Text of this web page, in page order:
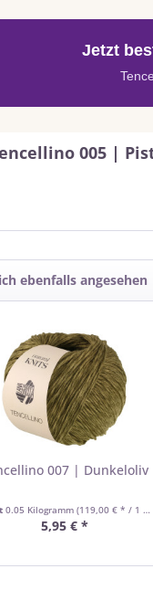
Jetzt
005 |
ebenfalls angesehen
007 | Dunkeloliv
0.05 Kilogramm (119,00 € * / 1 Kilogramm)
5,95 € *